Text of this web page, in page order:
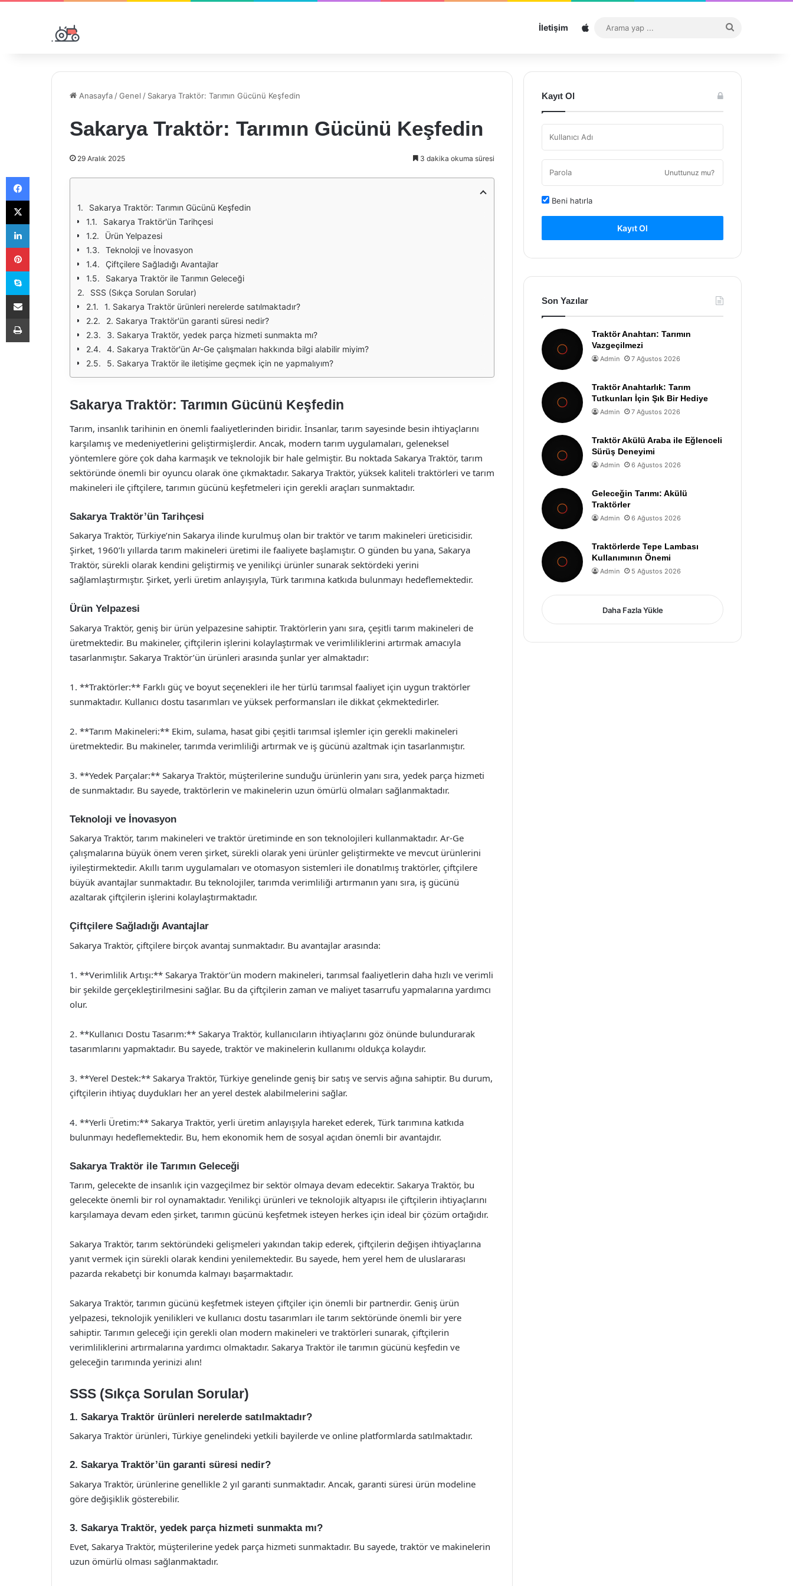
İletişim Sitemap
...
Anasayfa /Genel / Sakarya Traktör: Tarımın Gücünü Keşfedin
Sakarya Traktör: Tarımın Gücünü Keşfedin
29 Aralık 2025 3 dakika okuma süresi
Sakarya Traktör: Tarımın Gücünü Keşfedin
Sakarya Traktör'ün Tarihçesi
Ürün Yelpazesi
Teknoloji ve İnovasyon
Çiftçilere Sağladığı Avantajlar
Sakarya Traktör ile Tarımın Geleceği
SSS (Sıkça Sorulan Sorular)
1. Sakarya Traktör ürünleri nerelerde satılmaktadır?
2. Sakarya Traktör'ün garanti süresi nedir?
3. Sakarya Traktör, yedek parça hizmeti sunmakta mı?
4. Sakarya Traktör'ün Ar-Ge çalışmaları hakkında bilgi alabilir miyim?
5. Sakarya Traktör ile iletişime geçmek için ne yapmalıyım?
Sakarya Traktör: Tarımın Gücünü Keşfedin
Tarım, insanlık tarihinin en önemli faaliyetlerinden biridir. İnsanlar, tarım sayesinde besin ihtiyaçlarını
karşılamış ve medeniyetlerini geliştirmişlerdir. Ancak, modern tarım uygulamaları, geleneksel
yöntemlere göre çok daha karmaşık ve teknolojik bir hale gelmiştir. Bu noktada Sakarya Traktör, tarım
sektöründe önemli bir oyuncu olarak öne çıkmaktadır. Sakarya Traktör, yüksek kaliteli traktörleri ve tarım
makineleri ile çiftçilere, tarımın gücünü keşfetmeleri için gerekli araçları sunmaktadır.
Sakarya Traktör’ün Tarihçesi
Sakarya Traktör, Türkiye’nin Sakarya ilinde kurulmuş olan bir traktör ve tarım makineleri üreticisidir.
Şirket, 1960’lı yıllarda tarım makineleri üretimi ile faaliyete başlamıştır. O günden bu yana, Sakarya
Traktör, sürekli olarak kendini geliştirmiş ve yenilikçi ürünler sunarak sektördeki yerini
sağlamlaştırmıştır. Şirket, yerli üretim anlayışıyla, Türk tarımına katkıda bulunmayı hedeflemektedir.
Ürün Yelpazesi
Sakarya Traktör, geniş bir ürün yelpazesine sahiptir. Traktörlerin yanı sıra, çeşitli tarım makineleri de
üretmektedir. Bu makineler, çiftçilerin işlerini kolaylaştırmak ve verimliliklerini artırmak amacıyla
tasarlanmıştır. Sakarya Traktör’ün ürünleri arasında şunlar yer almaktadır:
1. **Traktörler:** Farklı güç ve boyut seçenekleri ile her türlü tarımsal faaliyet için uygun traktörler
sunmaktadır. Kullanıcı dostu tasarımları ve yüksek performansları ile dikkat çekmektedirler.
2. **Tarım Makineleri:** Ekim, sulama, hasat gibi çeşitli tarımsal işlemler için gerekli makineleri
üretmektedir. Bu makineler, tarımda verimliliği artırmak ve iş gücünü azaltmak için tasarlanmıştır.
3. **Yedek Parçalar:** Sakarya Traktör, müşterilerine sunduğu ürünlerin yanı sıra, yedek parça hizmeti
de sunmaktadır. Bu sayede, traktörlerin ve makinelerin uzun ömürlü olmaları sağlanmaktadır.
Teknoloji ve İnovasyon
Sakarya Traktör, tarım makineleri ve traktör üretiminde en son teknolojileri kullanmaktadır. Ar-Ge
çalışmalarına büyük önem veren şirket, sürekli olarak yeni ürünler geliştirmekte ve mevcut ürünlerini
iyileştirmektedir. Akıllı tarım uygulamaları ve otomasyon sistemleri ile donatılmış traktörler, çiftçilere
büyük avantajlar sunmaktadır. Bu teknolojiler, tarımda verimliliği artırmanın yanı sıra, iş gücünü
azaltarak çiftçilerin işlerini kolaylaştırmaktadır.
Çiftçilere Sağladığı Avantajlar
Sakarya Traktör, çiftçilere birçok avantaj sunmaktadır. Bu avantajlar arasında:
1. **Verimlilik Artışı:** Sakarya Traktör’ün modern makineleri, tarımsal faaliyetlerin daha hızlı ve verimli
bir şekilde gerçekleştirilmesini sağlar. Bu da çiftçilerin zaman ve maliyet tasarrufu yapmalarına yardımcı
olur.
2. **Kullanıcı Dostu Tasarım:** Sakarya Traktör, kullanıcıların ihtiyaçlarını göz önünde bulundurarak
tasarımlarını yapmaktadır. Bu sayede, traktör ve makinelerin kullanımı oldukça kolaydır.
3. **Yerel Destek:** Sakarya Traktör, Türkiye genelinde geniş bir satış ve servis ağına sahiptir. Bu durum,
çiftçilerin ihtiyaç duydukları her an yerel destek alabilmelerini sağlar.
4. **Yerli Üretim:** Sakarya Traktör, yerli üretim anlayışıyla hareket ederek, Türk tarımına katkıda
bulunmayı hedeflemektedir. Bu, hem ekonomik hem de sosyal açıdan önemli bir avantajdır.
Sakarya Traktör ile Tarımın Geleceği
Tarım, gelecekte de insanlık için vazgeçilmez bir sektör olmaya devam edecektir. Sakarya Traktör, bu
gelecekte önemli bir rol oynamaktadır. Yenilikçi ürünleri ve teknolojik altyapısı ile çiftçilerin ihtiyaçlarını
karşılamaya devam eden şirket, tarımın gücünü keşfetmek isteyen herkes için ideal bir çözüm ortağıdır.
Sakarya Traktör, tarım sektöründeki gelişmeleri yakından takip ederek, çiftçilerin değişen ihtiyaçlarına
yanıt vermek için sürekli olarak kendini yenilemektedir. Bu sayede, hem yerel hem de uluslararası
pazarda rekabetçi bir konumda kalmayı başarmaktadır.
Sakarya Traktör, tarımın gücünü keşfetmek isteyen çiftçiler için önemli bir partnerdir. Geniş ürün
yelpazesi, teknolojik yenilikleri ve kullanıcı dostu tasarımları ile tarım sektöründe önemli bir yere
sahiptir. Tarımın geleceği için gerekli olan modern makineleri ve traktörleri sunarak, çiftçilerin
verimliliklerini artırmalarına yardımcı olmaktadır. Sakarya Traktör ile tarımın gücünü keşfedin ve
geleceğin tarımında yerinizi alın!
SSS (Sıkça Sorulan Sorular)
1. Sakarya Traktör ürünleri nerelerde satılmaktadır?
Sakarya Traktör ürünleri, Türkiye genelindeki yetkili bayilerde ve online platformlarda satılmaktadır.
2. Sakarya Traktör’ün garanti süresi nedir?
Sakarya Traktör, ürünlerine genellikle 2 yıl garanti sunmaktadır. Ancak, garanti süresi ürün modeline
göre değişiklik gösterebilir.
3. Sakarya Traktör, yedek parça hizmeti sunmakta mı?
Evet, Sakarya Traktör, müşterilerine yedek parça hizmeti sunmaktadır. Bu sayede, traktör ve makinelerin
uzun ömürlü olması sağlanmaktadır.
Kayıt Ol
Unuttunuz mu?
Beni hatırla
Kayıt Ol
Son Yazılar
Traktör Anahtarı: Tarımın
Vazgeçilmezi
Admin 7 Ağustos 2026
Traktör Anahtarlık: Tarım
Tutkunları İçin Şık Bir Hediye
Admin 7 Ağustos 2026
Traktör Akülü Araba ile Eğlenceli
Sürüş Deneyimi
Admin 6 Ağustos 2026
Geleceğin Tarımı: Akülü
Traktörler
Admin 6 Ağustos 2026
Traktörlerde Tepe Lambası
Kullanımının Önemi
Admin 5 Ağustos 2026
Daha Fazla Yükle
Facebook
X
LinkedIn
Pinterest
Skype
E-Posta ile paylaş